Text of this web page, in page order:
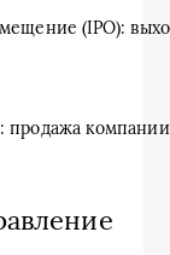
(IPO):